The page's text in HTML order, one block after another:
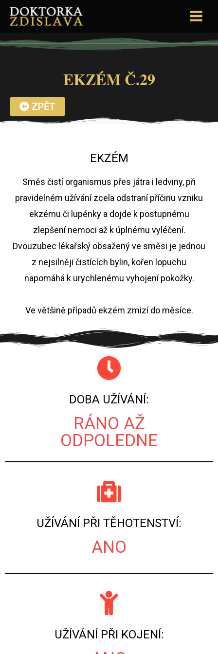
EKZÉM Č.29
ZPĚT
EKZÉM
Směs čistí organismus přes játra i ledviny, při
pravidelném užívání zcela odstraní příčinu vzniku
ekzému či lupénky a dojde k postupnému
zlepšení nemoci až k úplnému vyléčení.
Dvouzubec lékařský obsažený ve směsi je jednou
z nejsilněji čistících bylin, kořen lopuchu
napomáhá k urychlenému vyhojení pokožky.
Ve většině případů ekzém zmizí do měsíce.
DOBA UŽÍVÁNÍ:
RÁNO AŽ
ODPOLEDNE
UŽÍVÁNÍ PŘI TĚHOTENSTVÍ:
ANO
UŽÍVÁNÍ PŘI KOJENÍ: